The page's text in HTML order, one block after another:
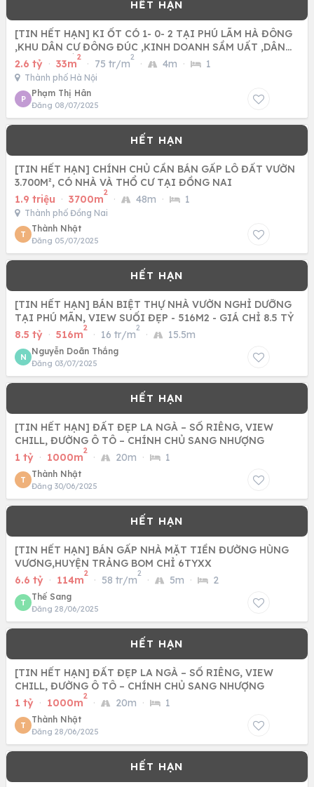
[TIN HẾT HẠN] KI ỐT CÓ 1- 0- 2 TẠI PHÚ LÃM HÀ ĐÔNG
,KHU DÂN CƯ ĐÔNG ĐÚC ,KINH DOANH SẦM UẤT ,DÂN
TRÍ CAO GẦN CÁC
2.6 tỷ · 33m
2
· 75 tr/m
2
· 4m · 1
Thành phố Hà Nội
P
Phạm Thị Hân
Đăng 08/07/2025
[TIN HẾT HẠN] CHÍNH CHỦ CẦN BÁN GẤP LÔ ĐẤT VƯỜN
3.700M², CÓ NHÀ VÀ THỔ CƯ TẠI ĐỒNG NAI
1.9 triệu · 3700m
2
· 48m · 1
Thành phố Đồng Nai
T
Thành Nhật
Đăng 05/07/2025
[TIN HẾT HẠN] BÁN BIỆT THỰ NHÀ VƯỜN NGHỈ DƯỠNG
TẠI PHÚ MÃN, VIEW SUỐI ĐẸP - 516M2 - GIÁ CHỈ 8.5 TỶ
8.5 tỷ · 516m
2
· 16 tr/m
2
· 15.5m
N
Nguyễn Doãn Thắng
Đăng 03/07/2025
[TIN HẾT HẠN] ĐẤT ĐẸP LA NGÀ – SỔ RIÊNG, VIEW
CHILL, ĐƯỜNG Ô TÔ – CHÍNH CHỦ SANG NHƯỢNG
1 tỷ · 1000m
2
· 20m · 1
T
Thành Nhật
Đăng 30/06/2025
[TIN HẾT HẠN] BÁN GẤP NHÀ MẶT TIỀN ĐƯỜNG HÙNG
VƯƠNG,HUYỆN TRẢNG BOM CHỈ 6TYXX
6.6 tỷ · 114m
2
· 58 tr/m
2
· 5m · 2
T
Thế Sang
Đăng 28/06/2025
[TIN HẾT HẠN] ĐẤT ĐẸP LA NGÀ – SỔ RIÊNG, VIEW
CHILL, ĐƯỜNG Ô TÔ – CHÍNH CHỦ SANG NHƯỢNG
1 tỷ · 1000m
2
· 20m · 1
T
Thành Nhật
Đăng 28/06/2025